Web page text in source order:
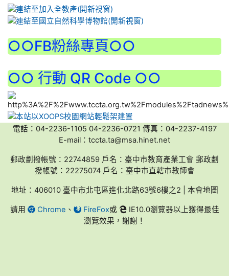
○○FB粉絲專頁○○
○○ 行動 QR Code ○○
電話：04-2236-1105 04-2236-0721 傳真：04-2237-4197
E-mail：tccta.ta@msa.hinet.net
郵政劃撥帳號：22744859 戶名：臺中市教育產業工會 郵政劃
撥帳號：22275074 戶名：臺中市直轄市教師會
地址：406010 臺中市北屯區進化北路63號6樓之2 | 本會地圖
請用 Chrome 、 FireFox或
IE10.0瀏覽器以上獲得最佳
瀏覽效果，謝謝！